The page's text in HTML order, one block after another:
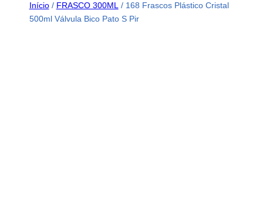
Início/ FRASCO 300ML / 168 Frascos Plástico Cristal
500ml Válvula Bico Pato S Pir